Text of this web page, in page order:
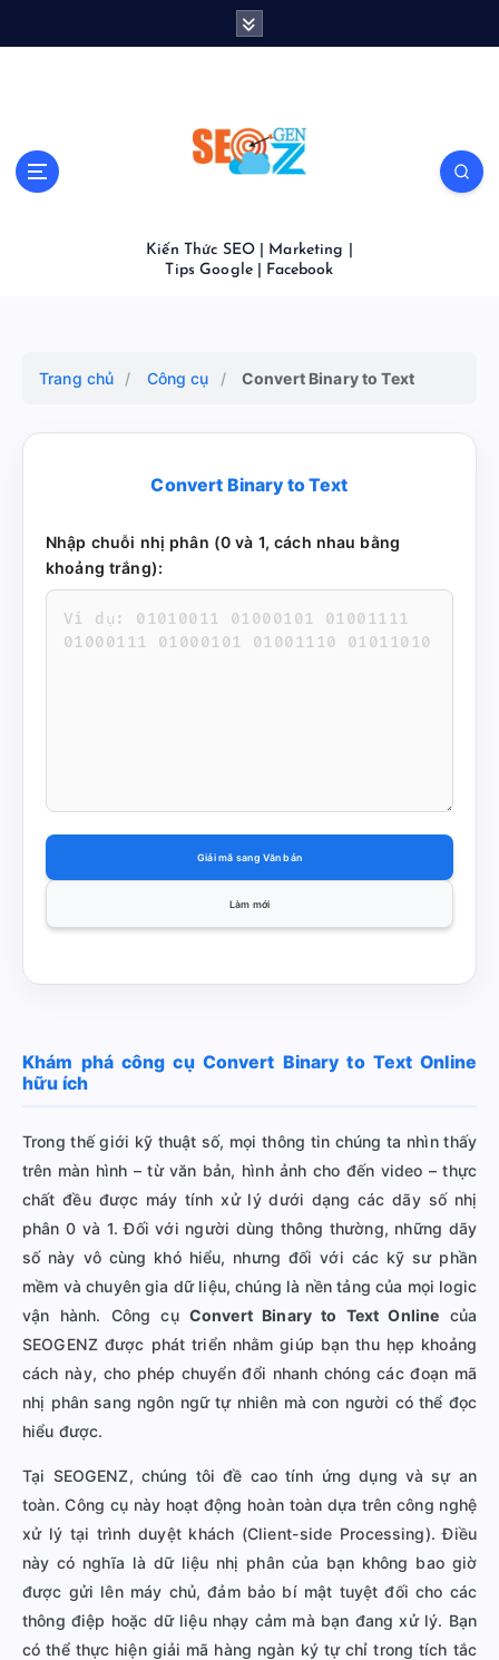
Kiến Thức SEO | Marketing |
Tips Google | Facebook
Trang chủ / Công cụ / Convert Binary to Text
Convert Binary to Text
Nhập chuỗi nhị phân (0 và 1, cách nhau bằng
khoảng trắng):
Giải mã sang Văn bản
Làm mới
Khám phá công cụ Convert Binary to Text Online
hữu ích
Trong thế giới kỹ thuật số, mọi thông tin chúng ta nhìn thấy
trên màn hình – từ văn bản, hình ảnh cho đến video – thực
chất đều được máy tính xử lý dưới dạng các dãy số nhị
phân 0 và 1. Đối với người dùng thông thường, những dãy
số này vô cùng khó hiểu, nhưng đối với các kỹ sư phần
mềm và chuyên gia dữ liệu, chúng là nền tảng của mọi logic
vận hành. Công cụ Convert Binary to Text Online của
SEOGENZ được phát triển nhằm giúp bạn thu hẹp khoảng
cách này, cho phép chuyển đổi nhanh chóng các đoạn mã
nhị phân sang ngôn ngữ tự nhiên mà con người có thể đọc
hiểu được.
Tại SEOGENZ, chúng tôi đề cao tính ứng dụng và sự an
toàn. Công cụ này hoạt động hoàn toàn dựa trên công nghệ
xử lý tại trình duyệt khách (Client-side Processing). Điều
này có nghĩa là dữ liệu nhị phân của bạn không bao giờ
được gửi lên máy chủ, đảm bảo bí mật tuyệt đối cho các
thông điệp hoặc dữ liệu nhạy cảm mà bạn đang xử lý. Bạn
có thể thực hiện giải mã hàng ngàn ký tự chỉ trong tích tắc